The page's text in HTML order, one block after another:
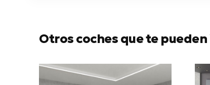
Otros coches que te